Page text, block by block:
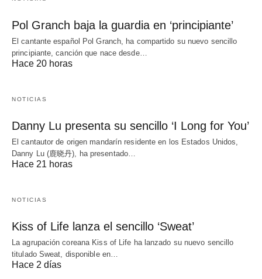
Pol Granch baja la guardia en ‘principiante’
El cantante español Pol Granch, ha compartido su nuevo sencillo
principiante, canción que nace desde…
Hace 20 horas
NOTICIAS
Danny Lu presenta su sencillo ‘I Long for You’
El cantautor de origen mandarín residente en los Estados Unidos,
Danny Lu (鹿晓丹), ha presentado…
Hace 21 horas
NOTICIAS
Kiss of Life lanza el sencillo ‘Sweat’
La agrupación coreana Kiss of Life ha lanzado su nuevo sencillo
titulado Sweat, disponible en…
Hace 2 días